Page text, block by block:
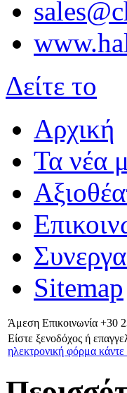
Δείτε το
Αρχική
Τα νέα
Sitemap
Άμεση Επικοινωνία +30
Είστε ξενοδόχος ή
ηλεκτρονική φόρμα